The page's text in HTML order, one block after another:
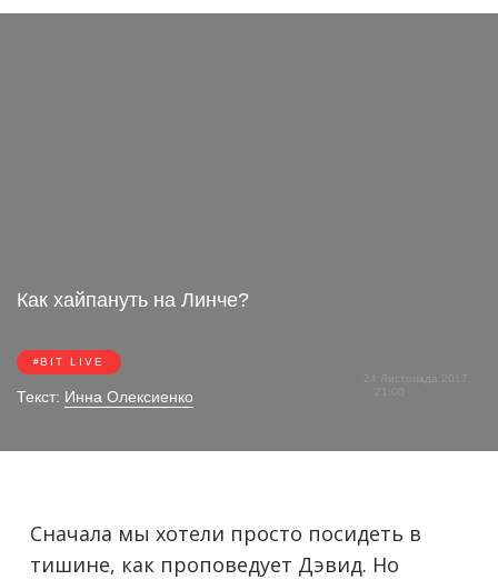
Как хайпануть на Линче?
BIT LIVE
Текст: Инна Олексиенко
24 Листопада 2017
Сначала мы хотели просто посидеть в
тишине, как проповедует Дэвид. Но